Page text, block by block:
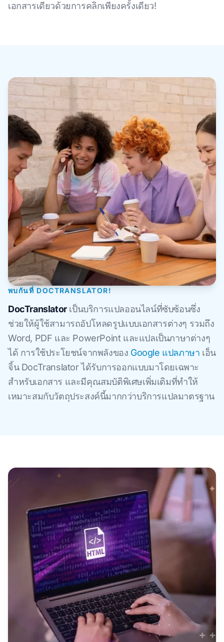
เอกสารเดียวด้วยการคลิกเพียงครั้งเดียว!
พบกันที่ DOCTRANSLATOR!
DocTranslatorเป็นบริการแปลออนไลน์ที่ซับซ้อนซึ่ง
ช่วยให้ผู้ใช้สามารถอัปโหลดรูปแบบเอกสารต่างๆ รวมถึง
Word, PDF และ PowerPoint และแปลเป็นภาษาต่างๆ
ได้ การใช้ประโยชน์จากพลังของ Google แปลภาษา เอ็น
จิ้น DocTranslator ได้รับการออกแบบมาโดยเฉพาะ
สำหรับเอกสาร และมีคุณสมบัติพิเศษเพิ่มเติมที่ทำให้
เหมาะสมกับวัตถุประสงค์นี้มากกว่าบริการแปลมาตรฐาน